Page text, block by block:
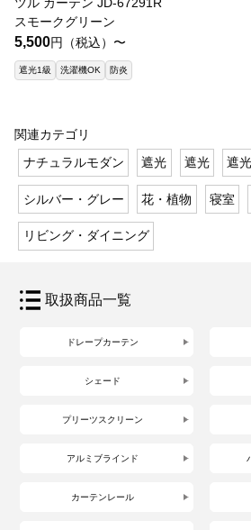
ツル カーテン JD-67291R
スモークグリーン
5,500円（税込）〜
遮光1級 洗濯機OK 防炎
関連カテゴリ
ナチュラルモダン
遮光 遮光 遮
シルバー・グレー 花・植物 寝室
リビング・ダイニング
取扱商品一覧
ドレープカーテン
シェード
プリーツスクリーン
アルミブラインド
カーテンレール